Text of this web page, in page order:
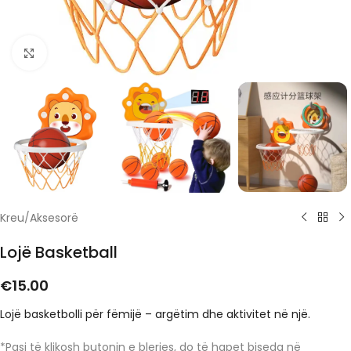
Click to enlarge
Kreu/Aksesorë
Lojë Basketball
€15.00
Lojë basketbolli për fëmijë – argëtim dhe aktivitet në një.
*Pasi të klikosh butonin e blerjes, do të hapet biseda në